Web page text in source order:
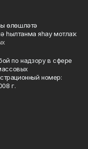
өлөшләтә
һылтанма яһау мотлаҡ.
по надзору в сфере
номер:
г.